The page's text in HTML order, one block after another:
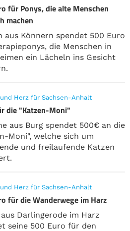
für Ponys, die alte Menschen
machen
aus Könnern spendet 500 Euro
die Menschen in
ein Lächeln ins Gesicht
Herz für Sachsen-Anhalt
die "Katzen-Moni"
aus Burg spendet 500€ an die
Moni", welche sich um
und freilaufende Katzen
Herz für Sachsen-Anhalt
für die Wanderwege im Harz
Darlingerode im Harz
seine 500 Euro für den